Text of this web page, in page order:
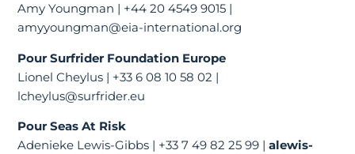
Amy Youngman | +44 20 4549 9015 |
amyyoungman@eia-international.org
Pour Surfrider Foundation Europe
Lionel Cheylus | +33 6 08 10 58 02 |
lcheylus@surfrider.eu
Pour Seas At Risk
Adenieke Lewis-Gibbs | +33 7 49 82 25 99 |alewis-